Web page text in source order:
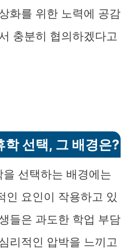
화를 위한 노력에 공감
충분히 협의하겠다고
학 선택, 그 배경은?
선택하는 배경에는
인 요인이 작용하고 있
들은 과도한 학업 부담
리적인 압박을 느끼고